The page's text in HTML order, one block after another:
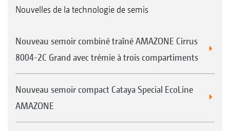
Nouvelles de la technologie de semis
Nouveau semoir combiné traîné AMAZONE Cirrus
8004-2C Grand avec trémie à trois compartiments
Nouveau semoir compact Cataya Special EcoLine
AMAZONE